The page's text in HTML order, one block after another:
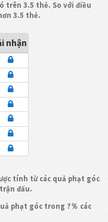
trên 3.5 thẻ. So với điều
3.5 thẻ.
nhận
tính từ các quả phạt góc
đấu.
phạt góc trong ?％ các